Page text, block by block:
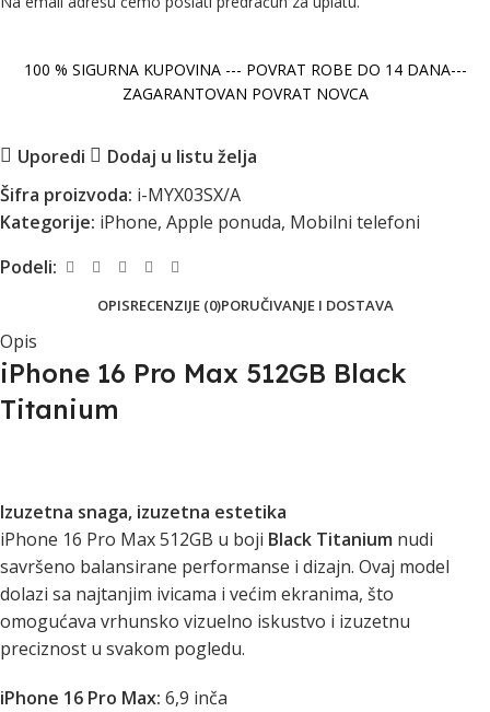
100 % SIGURNA KUPOVINA --- POVRAT ROBE DO 14 DANA---
ZAGARANTOVAN POVRAT NOVCA
Uporedi
Dodaj u listu želja
Šifra proizvoda: i-MYX03SX/A
Kategorije: iPhone, Apple ponuda, Mobilni telefoni
Podeli:
OPISRECENZIJE (0)PORUČIVANJE I DOSTAVA
Opis
iPhone 16 Pro Max 512GB Black
Titanium
Izuzetna snaga, izuzetna estetika
iPhone 16 Pro Max 512GB u boji Black Titanium nudi
savršeno balansirane performanse i dizajn. Ovaj model
dolazi sa najtanjim ivicama i većim ekranima, što
omogućava vrhunsko vizuelno iskustvo i izuzetnu
preciznost u svakom pogledu.
iPhone 16 Pro Max: 6,9 inča